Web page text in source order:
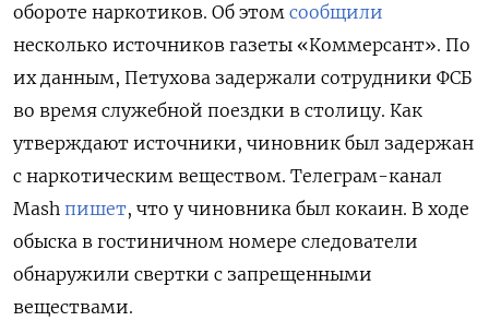
обороте наркотиков. Об этом сообщили
несколько источников газеты «Коммерсант». По
их данным, Петухова задержали сотрудники ФСБ
во время служебной поездки в столицу. Как
утверждают источники, чиновник был задержан
с наркотическим веществом. Телеграм-канал
Mash пишет, что у чиновника был кокаин. В ходе
обыска в гостиничном номере следователи
обнаружили свертки с запрещенными
веществами.